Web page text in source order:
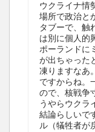
ウクライナ情
場所で政治と
タブーで、触
は別に個人的
ポーランドに
が出ちゃった
凍りますなあ
ですからね。
ので、核戦争
うやらウクラ
結論らしいで
ル（犠牲者が